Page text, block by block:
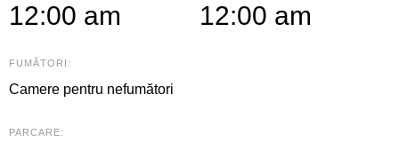
12:00 am 12:00 am
FUMĂTORI:
Camere pentru nefumători
PARCARE: